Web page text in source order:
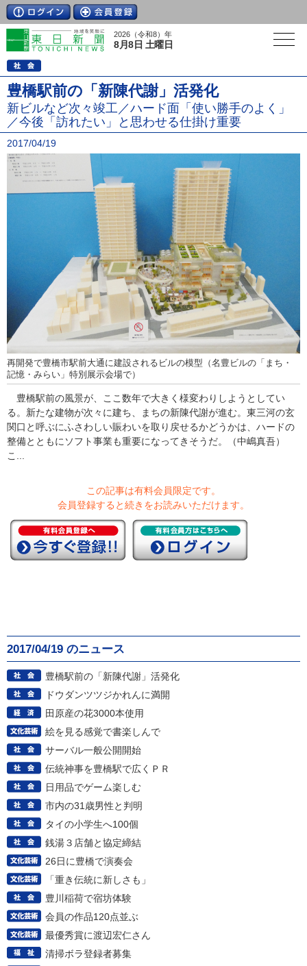
2026（令和8）年
8月8日 土曜日
豊橋駅前の「新陳代謝」活発化
新ビルなど次々竣工／ハード面「使い勝手のよく」
／今後「訪れたい」と思わせる仕掛け重要
2017/04/19
再開発で豊橋市駅前大通に建設されるビルの模型（名豊ビルの「まち・
記憶・みらい」特別展示会場で）
豊橋駅前の風景が、ここ数年で大きく様変わりしようとしてい
る。新たな建物が次々に建ち、まちの新陳代謝が進む。東三河の玄
関口と呼ぶにふさわしい賑わいを取り戻せるかどうかは、ハードの
整備とともにソフト事業も重要になってきそうだ。（中嶋真吾）
こ...
この記事は有料会員限定です。
会員登録すると続きをお読みいただけます。
2017/04/19 のニュース
豊橋駅前の「新陳代謝」活発化
ドウダンツツジかれんに満開
田原産の花3000本使用
絵を見る感覚で書楽しんで
サーバル一般公開開始
伝統神事を豊橋駅で広くＰＲ
日用品でゲーム楽しむ
市内の31歳男性と判明
タイの小学生へ100個
銭湯３店舗と協定締結
26日に豊橋で演奏会
「重き伝統に新しさも」
豊川稲荷で宿坊体験
会員の作品120点並ぶ
最優秀賞に渡辺宏仁さん
清掃ボラ登録者募集